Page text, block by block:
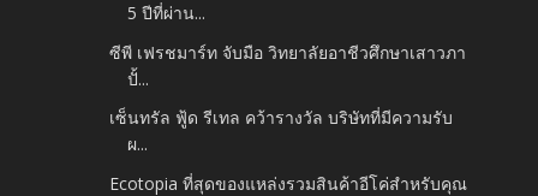
5 ปีที่ผ่าน...
ซีพี เฟรชมาร์ท จับมือ วิทยาลัยอาชีวศึกษาเสาวภา
ปั้...
เซ็นทรัล ฟู้ด รีเทล คว้ารางวัล บริษัทที่มีความรับ
ผ...
Ecotopia ที่สุดของแหล่งรวมสินค้าอีโค่สำหรับคุณ